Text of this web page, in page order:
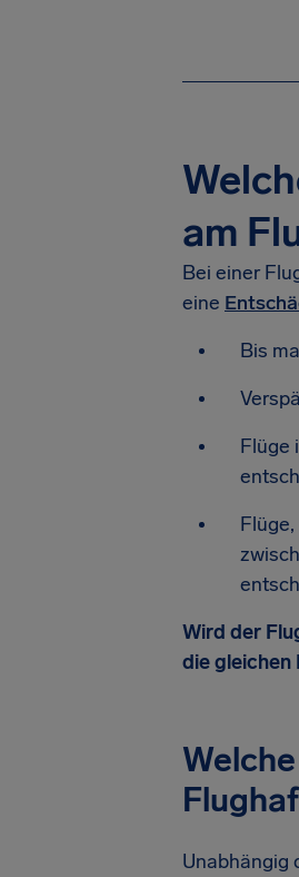
am
Bei einer
eine
Bis
Flüge
Flüge,
Wird der
die gleichen
Unabhängig